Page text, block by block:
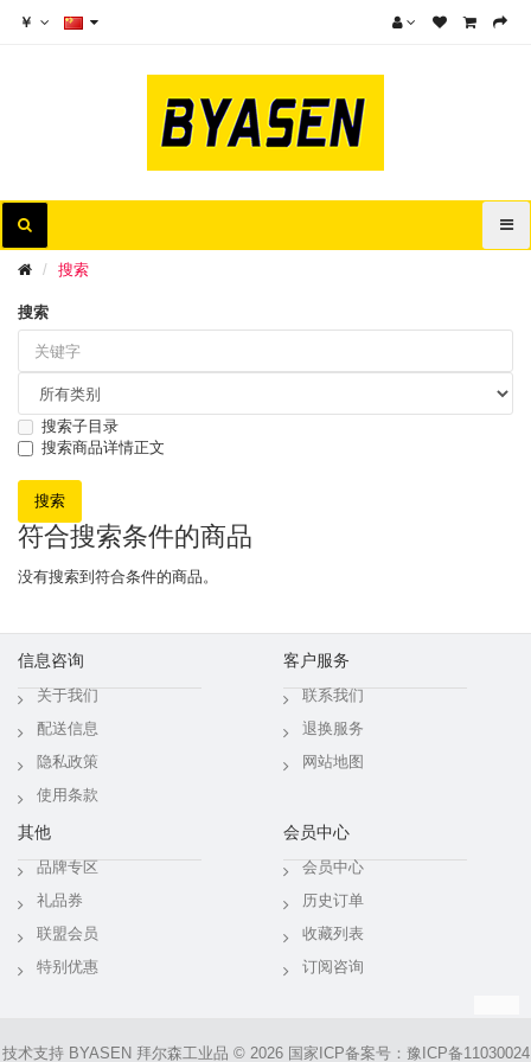
￥
搜索
搜索
搜索子目录
搜索商品详情正文
符合搜索条件的商品
没有搜索到符合条件的商品。
信息咨询
关于我们
配送信息
隐私政策
使用条款
客户服务
联系我们
退换服务
网站地图
其他
品牌专区
礼品券
联盟会员
特别优惠
会员中心
会员中心
历史订单
收藏列表
订阅咨询
技术支持 BYASEN 拜尔森工业品 © 2026 国家ICP备案号： 豫ICP备11030024